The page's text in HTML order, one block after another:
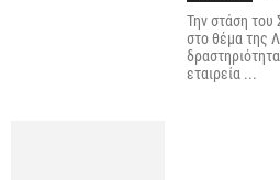
Την στάση του
στο θέμα της
εταιρεία ...